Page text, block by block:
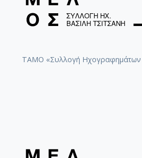
ΤΑΜΟ «Συλλογή Ηχογραφημάτων